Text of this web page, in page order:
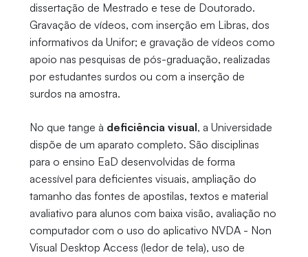
dissertação de Mestrado e tese de Doutorado.
Gravação de vídeos, com inserção em Libras, dos
informativos da Unifor; e gravação de vídeos como
apoio nas pesquisas de pós-graduação, realizadas
por estudantes surdos ou com a inserção de
surdos na amostra.
No que tange à deficiência visual, a Universidade
dispõe de um aparato completo. São disciplinas
para o ensino EaD desenvolvidas de forma
acessível para deficientes visuais, ampliação do
tamanho das fontes de apostilas, textos e material
avaliativo para alunos com baixa visão, avaliação no
computador com o uso do aplicativo NVDA - Non
Visual Desktop Access (ledor de tela), uso de